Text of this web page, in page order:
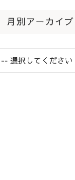
月別アーカイブ